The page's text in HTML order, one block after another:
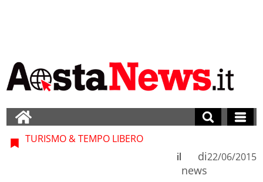
TURISMO & TEMPO LIBERO
di
news
il 22/06/2015